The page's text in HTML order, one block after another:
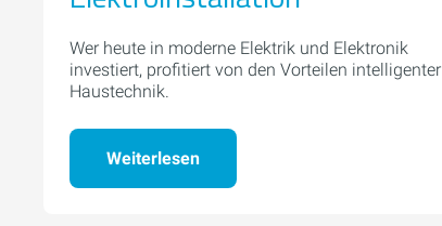
Wer heute in moderne Elektrik und Elektronik
investiert, profitiert von den Vorteilen intelligenter
Haustechnik.
Weiterlesen